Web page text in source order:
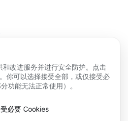
能基础技术研究有限公司 版权所
改进服务并进行安全防护。点击
。你可以选择接受全部，或仅接受必
功能无法正常使用）。
必要 Cookies